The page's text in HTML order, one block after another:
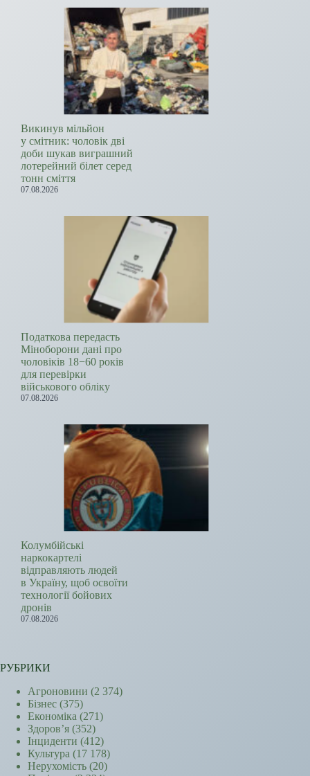
Викинув мільйон
у смітник: чоловік дві
доби шукав виграшний
лотерейний білет серед
тонн сміття
07.08.2026
Податкова передасть
Міноборони дані про
чоловіків 18−60 років
для перевірки
військового обліку
07.08.2026
Колумбійські
наркокартелі
відправляють людей
в Україну, щоб освоїти
технології бойових
дронів
07.08.2026
РУБРИКИ
Агроновини (2 374)
Бізнес (375)
Економіка (271)
Здоров’я (352)
Інциденти (412)
Культура (17 178)
Нерухомість (20)